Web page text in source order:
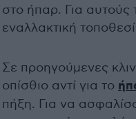
στο ήπαρ. Για αυτούς
εναλλακτική
Σε προηγούμενες
οπίσθιο αντί για το
πήξη. Για να